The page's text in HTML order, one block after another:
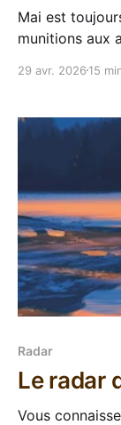
Mai est
munitions aux
Mai - Tu ne
féministe et
29 avr. 2026 15
Radar
Le radar
Vous